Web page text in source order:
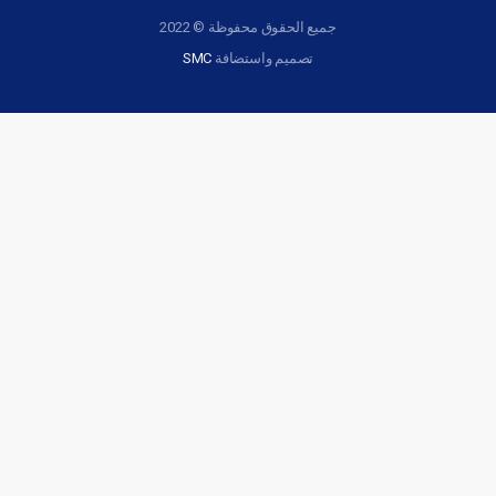
جميع الحقوق محفوظة © 2022
تصميم واستضافة SMC